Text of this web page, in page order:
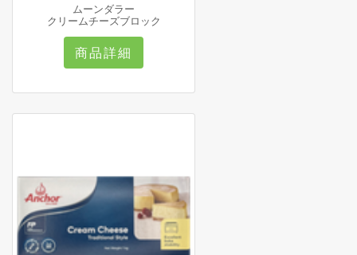
ムーンダラー
クリームチーズブロック
商品詳細